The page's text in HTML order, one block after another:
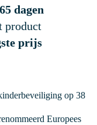
dagen
product
prijs
op 38
Europees